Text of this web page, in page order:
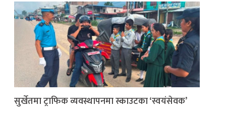
सुर्खेतमा ट्राफिक व्यवस्थापनमा स्काउटका ‘स्वयंसेवक’